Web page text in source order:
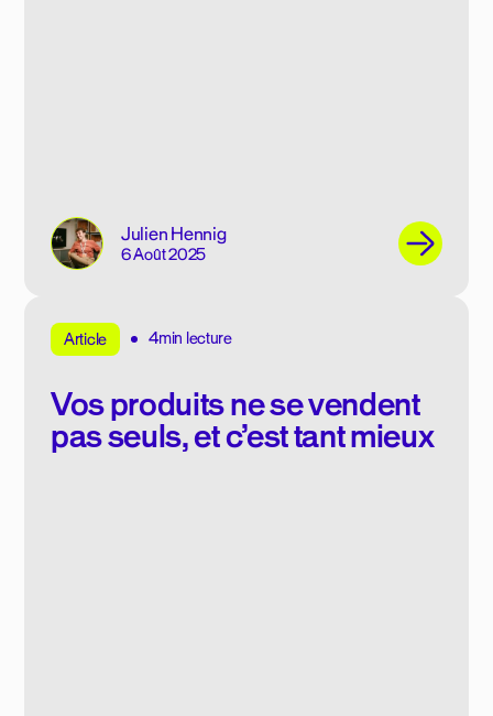
Julien Hennig
6 Août 2025
Article 4min lecture
Vos produits ne se vendent
pas seuls, et c’est tant mieux